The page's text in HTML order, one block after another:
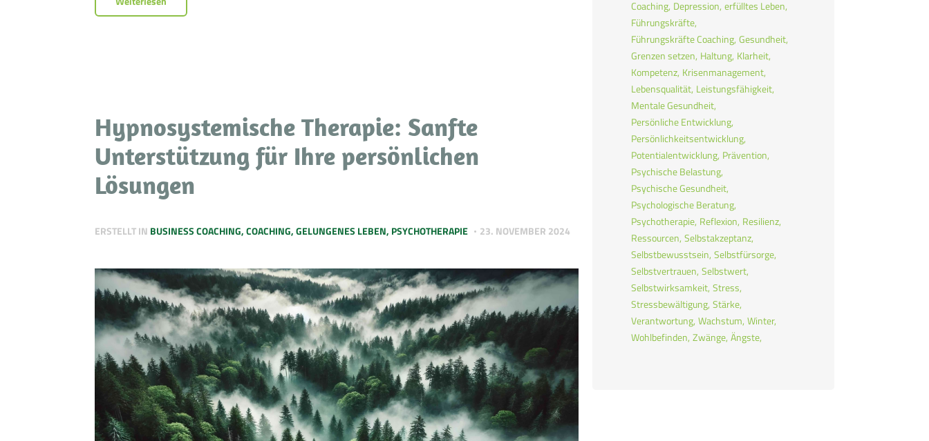
Hypnosystemische Therapie: Sanfte
Unterstützung für Ihre persönlichen
Lösungen
ERSTELLT IN BUSINESS COACHING,COACHING,GELUNGENES LEBEN, PSYCHOTHERAPIE 23. NOVEMBER 2024
Coaching Depression erfülltes Leben
Führungskräfte
Führungskräfte Coaching Gesundheit
Grenzen setzen Haltung Klarheit
Kompetenz Krisenmanagement
Lebensqualität Leistungsfähigkeit
Mentale Gesundheit
Persönliche Entwicklung
Persönlichkeitsentwicklung
Potentialentwicklung Prävention
Psychische Belastung
Psychische Gesundheit
Psychologische Beratung
Psychotherapie Reflexion Resilienz
Ressourcen Selbstakzeptanz
Selbstbewusstsein Selbstfürsorge
Selbstvertrauen Selbstwert
Selbstwirksamkeit Stress
Stressbewältigung Stärke
Verantwortung Wachstum Winter
Wohlbefinden Zwänge Ängste